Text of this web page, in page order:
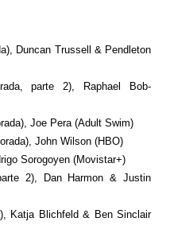
Duncan Trussell & Pendleton
parte 2), Raphael Bob-
Joe Pera (Adult Swim)
John Wilson (HBO)
Sorogoyen (Movistar+)
2), Dan Harmon & Justin
Katja Blichfeld & Ben Sinclair